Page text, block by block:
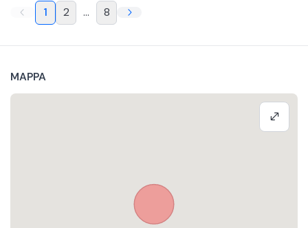
1 2 ... 8
MAPPA